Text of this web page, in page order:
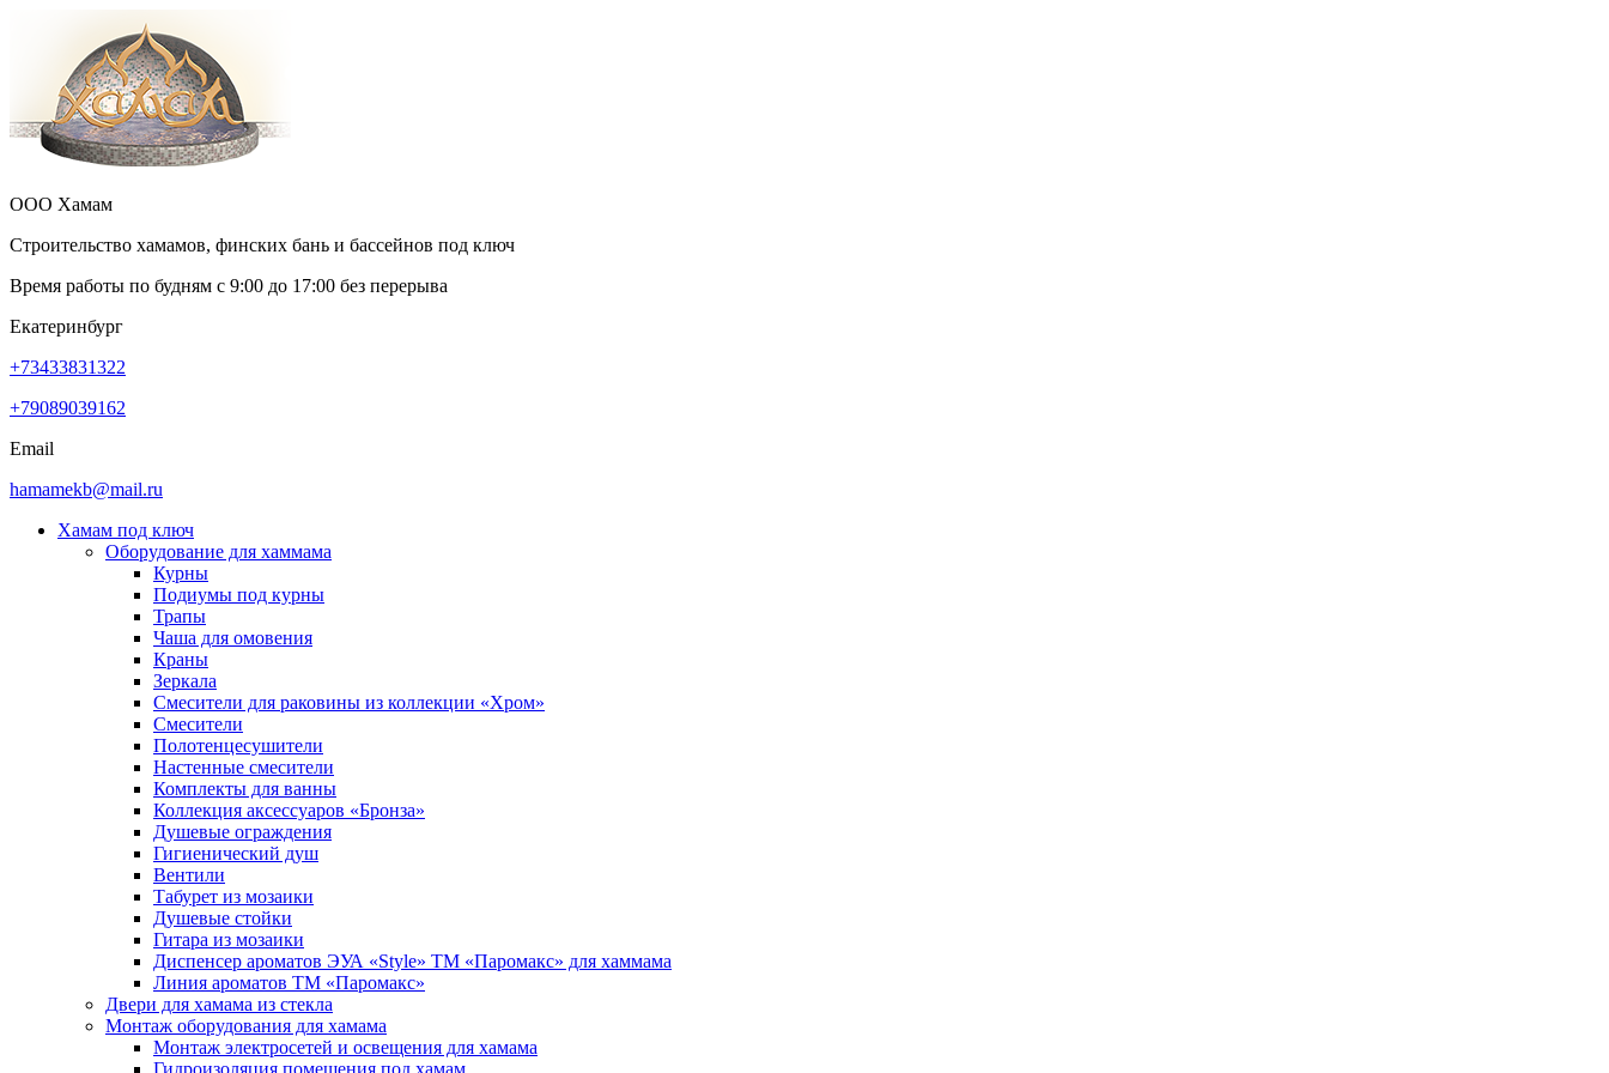
ООО Хамам
Строительство хамамов, финских бань и бассейнов под ключ
Время работы по будням с 9:00 до 17:00 без перерыва
Екатеринбург
+73433831322
+79089039162
Email
hamamekb@mail.ru
Хамам под ключ
Оборудование для хаммама
Курны
Подиумы под курны
Трапы
Чаша для омовения
Краны
Зеркала
Смесители для раковины из коллекции «Хром»
Смесители
Полотенцесушители
Настенные смесители
Комплекты для ванны
Коллекция аксессуаров «Бронза»
Душевые ограждения
Гигиенический душ
Вентили
Табурет из мозаики
Душевые стойки
Гитара из мозаики
Диспенсер ароматов ЭУА «Style» ТМ «Паромакс» для хаммама
Линия ароматов ТМ «Паромакс»
Двери для хамама из стекла
Монтаж оборудования для хамама
Монтаж электросетей и освещения для хамама
Гидроизоляция помещения под хамам